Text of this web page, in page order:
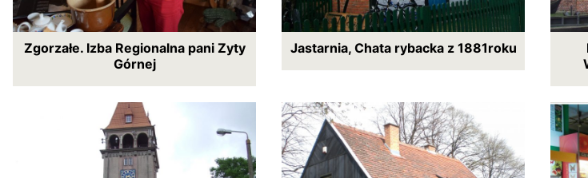
Zgorzałe. Izba Regionalna pani Zyty
Górnej
Jastarnia, Chata rybacka z 1881roku